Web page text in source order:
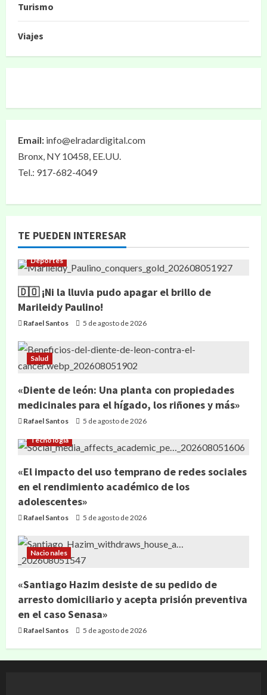
Turismo
Viajes
Email: info@elradardigital.com
Bronx, NY 10458, EE.UU.
Tel.: 917-682-4049
TE PUEDEN INTERESAR
Deportes
🇩🇴 ¡Ni la lluvia pudo apagar el brillo de
Marileidy Paulino!
Rafael Santos 5 de agosto de 2026
Salud
«Diente de león: Una planta con propiedades
medicinales para el hígado, los riñones y más»
Rafael Santos 5 de agosto de 2026
Tecnología
«El impacto del uso temprano de redes sociales
en el rendimiento académico de los
adolescentes»
Rafael Santos 5 de agosto de 2026
Nacionales
«Santiago Hazim desiste de su pedido de
arresto domiciliario y acepta prisión preventiva
en el caso Senasa»
Rafael Santos 5 de agosto de 2026